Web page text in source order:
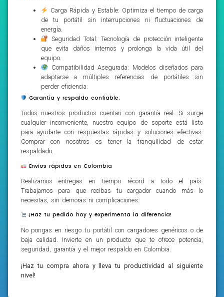
Carga Rápida y Estable: Optimiza el tiempo de carga
de tu portátil sin interrupciones ni fluctuaciones de
energía.
Seguridad Total: Tecnología de protección inteligente
que evita daños internos y prolonga la vida útil del
equipo.
Compatibilidad Asegurada: Modelos diseñados para
adaptarse a múltiples referencias de portátiles sin
perder eficiencia.
Garantía y respaldo confiable:
Todos nuestros productos cuentan con garantía real. Si surge
cualquier inconveniente, nuestro equipo de soporte está listo
para ayudarte con respuestas rápidas y soluciones efectivas.
Comprar con nosotros es tener la tranquilidad de estar
respaldado.
Envíos rápidos en Colombia
Realizamos entregas en tiempo récord a todo el país.
Trabajamos para que recibas tu cargador cuando más lo
necesitas, sin demoras ni complicaciones.
¡Haz tu pedido hoy y experimenta la diferencia!
No pongas en riesgo tu portátil con cargadores genéricos o de
baja calidad. Invierte en un producto que te ofrece potencia,
seguridad, garantía y el mejor respaldo en Colombia.
¡Haz tu compra ahora y lleva tu productividad al siguiente
nivel!